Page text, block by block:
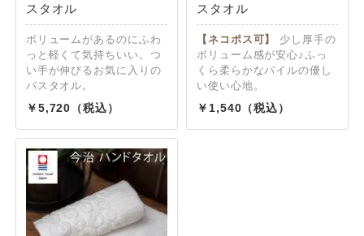
スタオル
ボリュームがあるのにふわ
っと軽くて気持ちいい。つ
い手が伸びるお気に入りの
バスタオル。
5,720
スタオル
【ネコポス可】 少し厚手の
ボリューム感が安心♪ふっ
くら柔らかなパイルの優し
い使い心地。
1,540